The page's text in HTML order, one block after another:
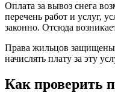
Оплата за вывоз снега
перечень работ и услуг,
законно. Отсюда
Права жильцов защищены
начислять плату за эту
Как проверить